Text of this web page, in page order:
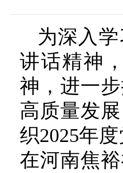
为深入
讲话精神
神，进一
高质量发
织2025年
在河南焦